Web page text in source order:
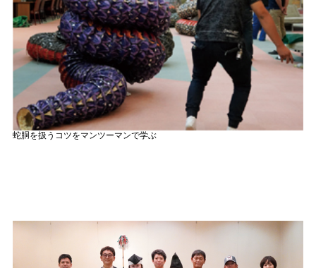
蛇胴を扱うコツをマンツーマンで学ぶ